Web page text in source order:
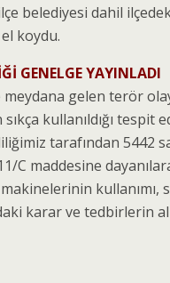
belediyesi dahil
koydu.
GENELGE YAYINLADI
gelen terör
kullanıldığı tespit
tarafından 5442
C maddesine
kullanımı,
karar ve tedbirlerin